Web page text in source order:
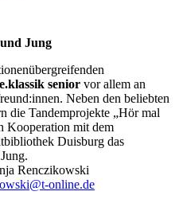
Jung
senior vor allem an
Neben den beliebten
die Tandemprojekte „Hör mal
Kooperation mit dem
Duisburg das
Renczikowski
online.de